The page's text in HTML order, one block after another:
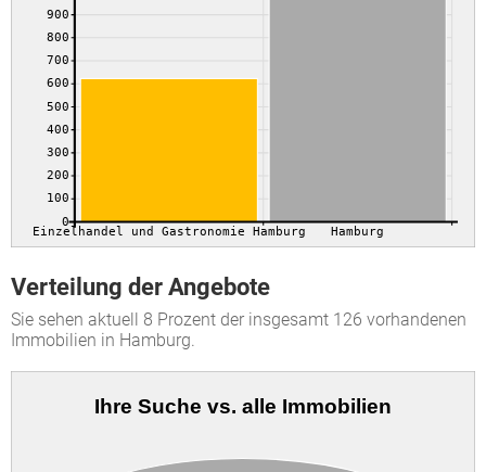
0
100
200
300
400
500
600
700
800
900
Einzelhandel und Gastronomie Hamburg Hamburg
Verteilung der Angebote
Sie sehen aktuell 8 Prozent der insgesamt 126 vorhandenen
Immobilien in Hamburg.
Ihre Suche vs. alle Immobilien